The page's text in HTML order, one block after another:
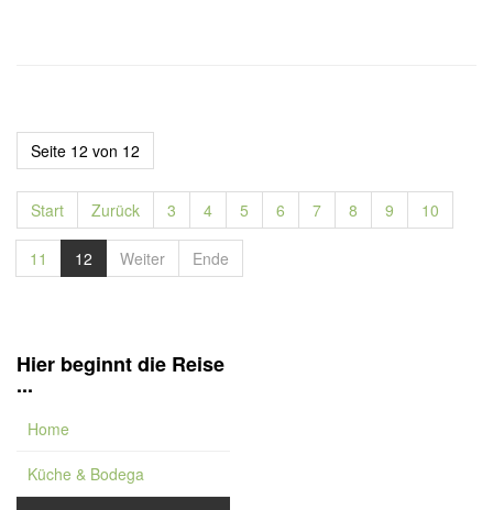
Seite 12 von 12
Start Zurück 3 4 5 6 7 8 9 10
11 12 Weiter Ende
Hier beginnt die Reise
...
Home
Küche & Bodega